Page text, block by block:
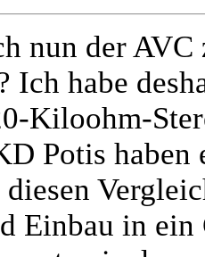
nun der AVC
Ich habe
Kiloohm-
Potis haben
Einbau in ein